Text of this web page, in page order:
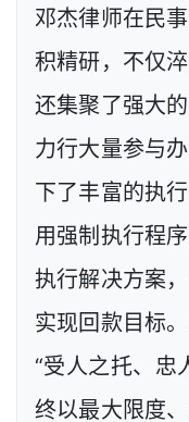
邓杰律师在民
积精研，不仅
还集聚了强大
力行大量参与
下了丰富的执
用强制执行程
执行解决方案
实现回款目标
“受人之托、忠
终以最大限度